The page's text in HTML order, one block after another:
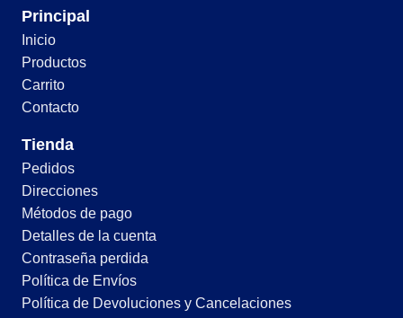
Principal
Inicio
Productos
Carrito
Contacto
Tienda
Pedidos
Direcciones
Métodos de pago
Detalles de la cuenta
Contraseña perdida
Política de Envíos
Política de Devoluciones y Cancelaciones